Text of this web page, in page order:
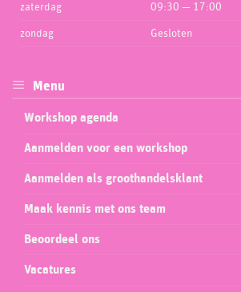
zaterdag 09:30 — 17:00
zondag Gesloten
Menu
Workshop agenda
Aanmelden voor een workshop
Aanmelden als groothandelsklant
Maak kennis met ons team
Beoordeel ons
Vacatures